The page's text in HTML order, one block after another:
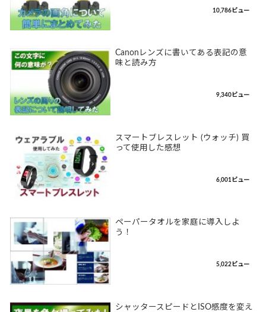
10,786ビュー
Canonレンズに書いてある表記の意
味と読み方
9,340ビュー
スマートブレスレット (ウォッチ) 買
って使用した感想
6,001ビュー
ペーパータオルを家庭に導入しよ
う！
5,022ビュー
シャッタースピードとISO感度を変え